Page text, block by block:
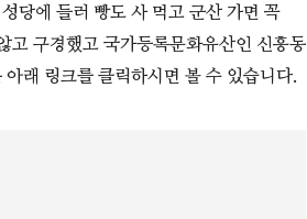
당에 들러 빵도 사 먹고 군산 가면 꼭
고 구경했고 국가등록문화유산인 신흥동
래 링크를 클릭하시면 볼 수 있습니다.